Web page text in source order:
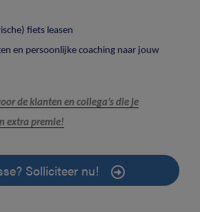
fiets leasen
en persoonlijke coaching naar jouw
de klanten en collega’s die je
extra premie!
Solliciteer nu!